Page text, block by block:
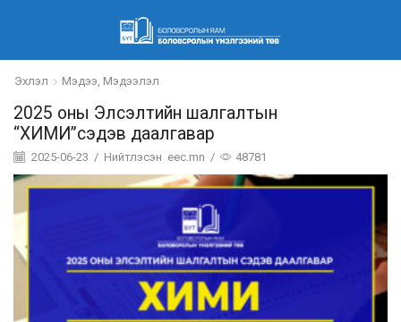
Эхлэл Мэдээ, Мэдээлэл
2025 оны Элсэлтийн шалгалтын
“ХИМИ”сэдэв даалгавар
2025-06-23 / Нийтлэсэн eec.mn / 48781